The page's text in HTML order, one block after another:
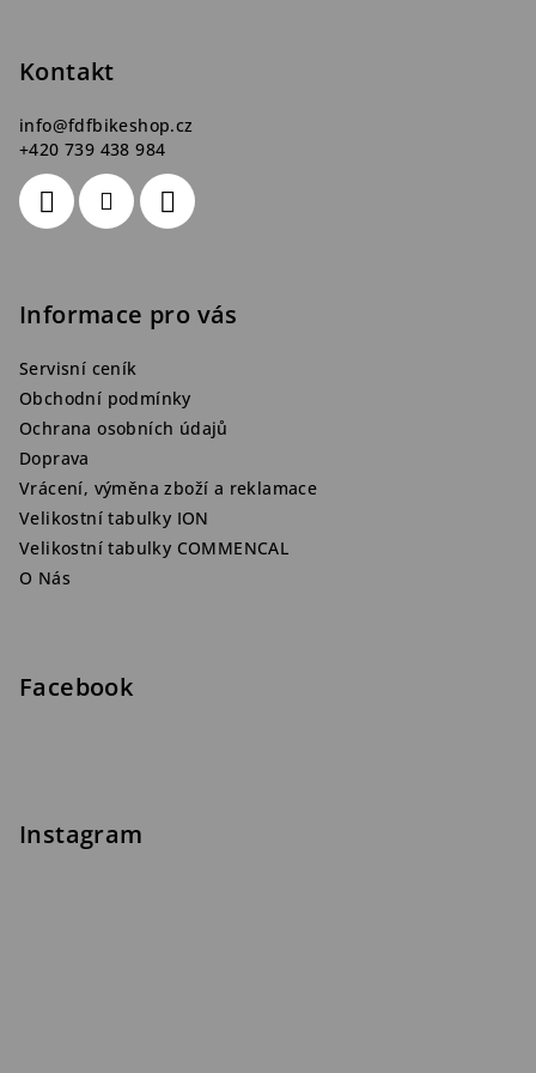
Kontakt
info@fdfbikeshop.cz
+420 739 438 984
Informace pro vás
Servisní ceník
Obchodní podmínky
Ochrana osobních údajů
Doprava
Vrácení, výměna zboží a reklamace
Velikostní tabulky ION
Velikostní tabulky COMMENCAL
O Nás
Facebook
Instagram